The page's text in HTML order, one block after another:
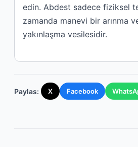
edin. Abdest sadece fiziksel
zamanda manevi bir arınma
yakınlaşma vesilesidir.
Paylas: X Facebook